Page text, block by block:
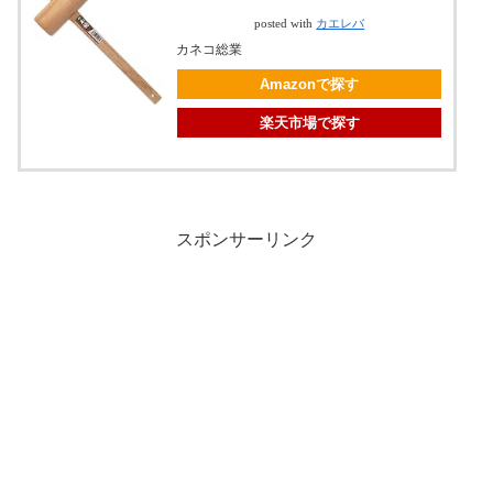
posted with カエレバ
カネコ総業
Amazonで探す
楽天市場で探す
スポンサーリンク